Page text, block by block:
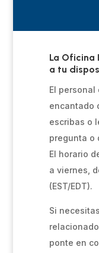
La Oficina
a tu
El
encantado
escribas o
pregunta o
El horario
a viernes,
(EST/EDT).
Si
ponte en